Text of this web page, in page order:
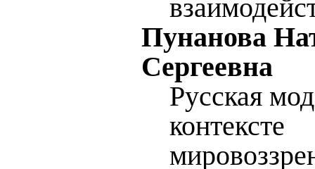
Пунанова
Сергеевна
Русская
контексте